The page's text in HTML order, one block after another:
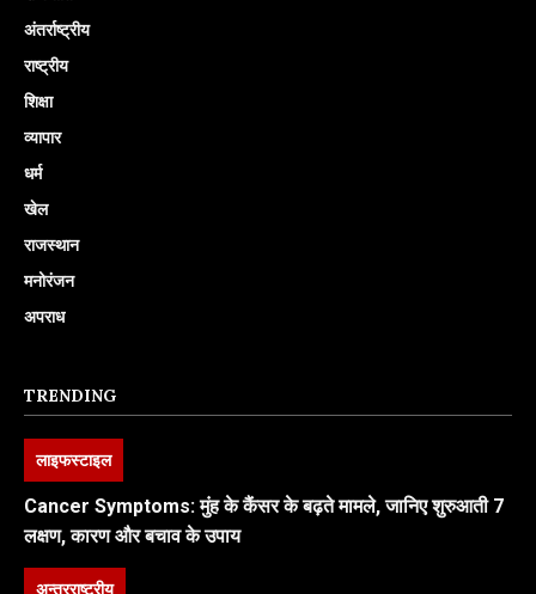
अंतर्राष्ट्रीय
राष्ट्रीय
शिक्षा
व्यापार
धर्म
खेल
राजस्थान
मनोरंजन
अपराध
TRENDING
लाइफस्टाइल
Cancer Symptoms: मुंह के कैंसर के बढ़ते मामले, जानिए शुरुआती 7
लक्षण, कारण और बचाव के उपाय
अन्तरराष्ट्रीय